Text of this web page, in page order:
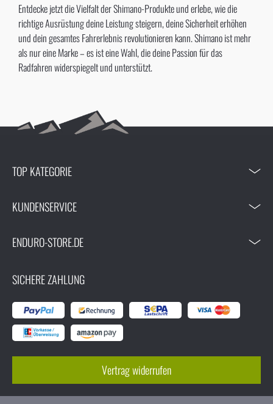
Entdecke jetzt die Vielfalt der Shimano-Produkte und erlebe, wie die
richtige Ausrüstung deine Leistung steigern, deine Sicherheit erhöhen
und dein gesamtes Fahrerlebnis revolutionieren kann. Shimano ist mehr
als nur eine Marke – es ist eine Wahl, die deine Passion für das
Radfahren widerspiegelt und unterstützt.
TOP KATEGORIE
KUNDENSERVICE
ENDURO-STORE.DE
SICHERE ZAHLUNG
Vertrag widerrufen